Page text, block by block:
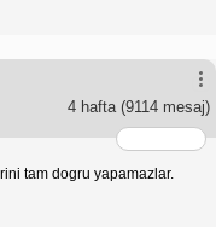
4 hafta(9114 mesaj)
tam dogru yapamazlar.